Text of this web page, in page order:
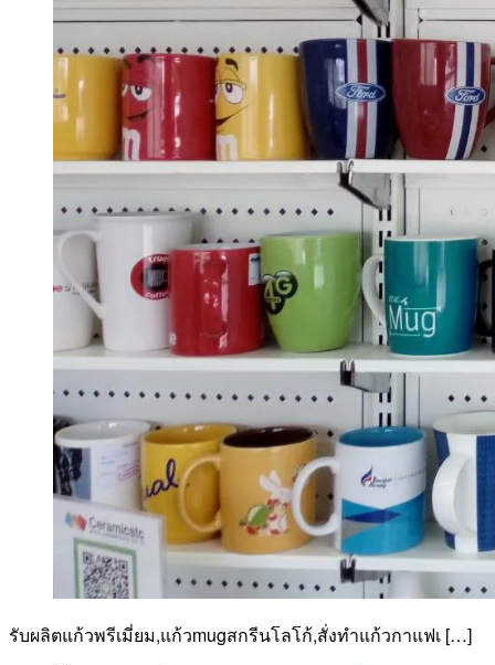
รับผลิตแก้วพรีเมี่ยม,แก้วmugสกรีนโลโก้,สั่งทําแก้วกาแฟเ […]